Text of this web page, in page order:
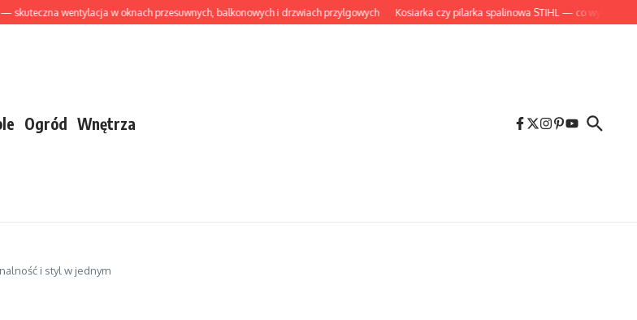
wentylacja w oknach przesuwnych, balkonowych i drzwiach przylgowych Kosiarka czy pilarka spalinowa STIHL — co wybrać do
Ogród Wnętrza
i styl w jednym